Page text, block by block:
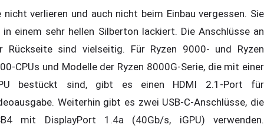
nicht verlieren und auch nicht beim Einbau vergessen. Sie
einem sehr hellen Silberton lackiert. Die Anschlüsse an
Rückseite sind vielseitig. Für Ryzen 9000- und Ryzen
CPUs und Modelle der Ryzen 8000G-Serie, die mit einer
bestückt sind, gibt es einen HDMI 2.1-Port für
Weiterhin gibt es zwei USB-C-Anschlüsse, die
mit DisplayPort 1.4a (40Gb/s, iGPU) verwenden.